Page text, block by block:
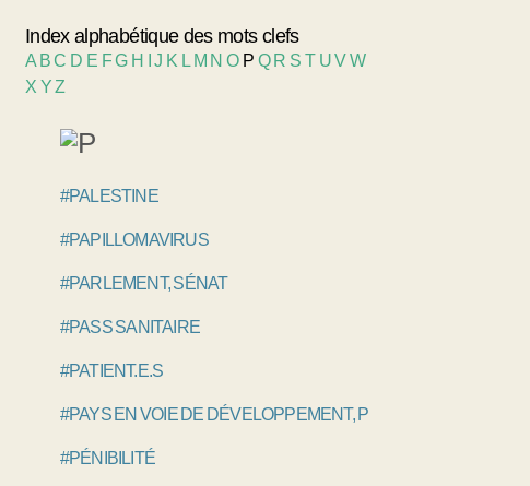
Index alphabétique des mots clefs
A BC D E FG H IJ K L M NO P Q R S T UVW
X YZ
#PALESTINE
#PAPILLOMAVIRUS
#PARLEMENT, SÉNAT
#PASS SANITAIRE
#PATIENT.E.S
#PAYS EN VOIE DE DÉVELOPPEMENT, PVD
#PÉNIBILITÉ